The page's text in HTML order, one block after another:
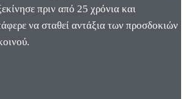
πριν από 25 χρόνια και
να σταθεί αντάξια των προσδοκιών